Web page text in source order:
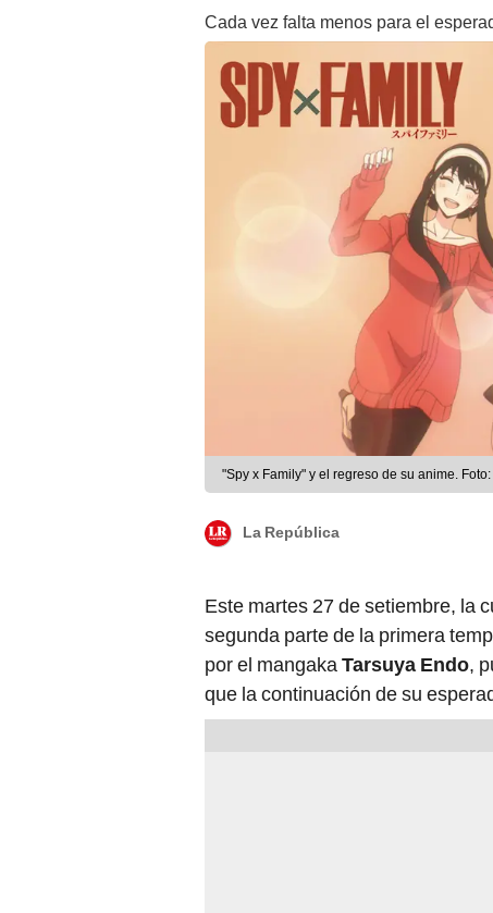
Cada vez falta menos para el
"Spy x Family" y el regreso de su anime.
La República
Este martes 27 de setiembre, la
segunda parte de la primera
por el mangakaTarsuya Endo,
que la continuación de su